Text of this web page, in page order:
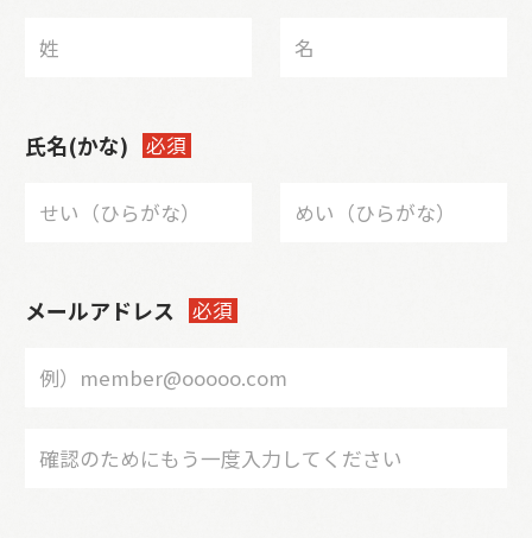
氏名(かな) 必須
メールアドレス 必須